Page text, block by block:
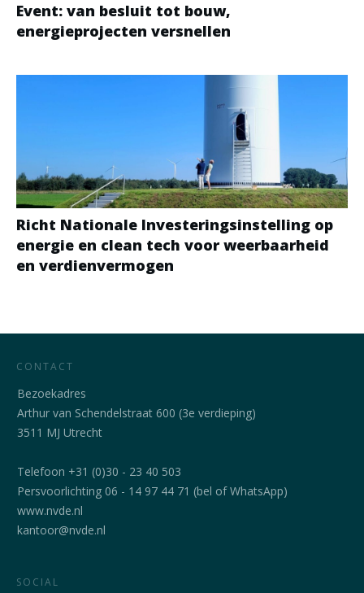
Event: van besluit tot bouw,
energieprojecten versnellen
Richt Nationale Investeringsinstelling op
energie en clean tech voor weerbaarheid
en verdienvermogen
CONTACT
Bezoekadres
Arthur van Schendelstraat 600 (3e verdieping)
3511 MJ Utrecht
Telefoon +31 (0)30 - 23 40 503
Persvoorlichting 06 - 14 97 44 71 (bel of WhatsApp)
www.nvde.nl
kantoor@nvde.nl
SOCIAL